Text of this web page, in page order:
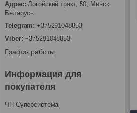
Логойский тракт, 50, Минск,
Беларусь
+375291048853
+375291048853
График работы
Информация для
покупателя
ЧП Суперсистема